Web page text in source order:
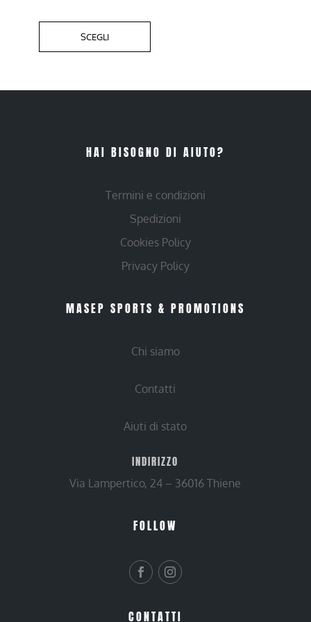
SCEGLI
HAI BISOGNO DI AIUTO?
Termini e condizioni
Spedizioni
Cookies Policy
Privacy Policy
MASEP SPORTS & PROMOTIONS
Chi siamo
Contatti
Aiuti di stato
INDIRIZZO
Via Lampertico, 24 – 36016 Thiene
FOLLOW
CONTATTI